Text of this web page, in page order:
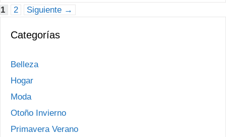
Página
1 Página
2 Siguiente →
Categorías
Belleza
Hogar
Moda
Otoño Invierno
Primavera Verano